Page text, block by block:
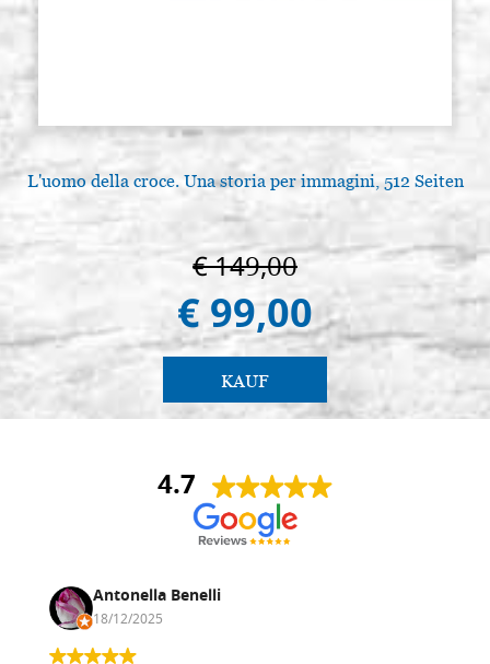
L'uomo della croce. Una storia per immagini, 512 Seiten
€ 149,00
€ 99,00
KAUF
4.7
Antonella Benelli
18/12/2025